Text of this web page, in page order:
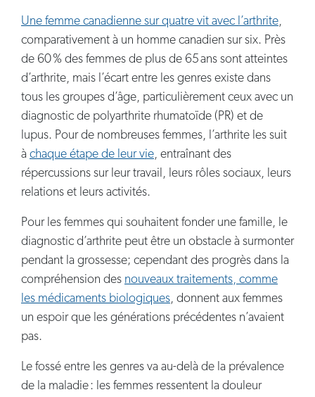
Une femme canadienne sur quatre vit avec l’arthrite,
comparativement à un homme canadien sur six. Près
de 60 % des femmes de plus de 65 ans sont atteintes
d’arthrite, mais l’écart entre les genres existe dans
tous les groupes d’âge, particulièrement ceux avec un
diagnostic de polyarthrite rhumatoïde (PR) et de
lupus. Pour de nombreuses femmes, l’arthrite les suit
à chaque étape de leur vie, entraînant des
répercussions sur leur travail, leurs rôles sociaux, leurs
relations et leurs activités.
Pour les femmes qui souhaitent fonder une famille, le
diagnostic d’arthrite peut être un obstacle à surmonter
pendant la grossesse; cependant des progrès dans la
compréhension des nouveaux traitements, comme
les médicaments biologiques, donnent aux femmes
un espoir que les générations précédentes n’avaient
pas.
Le fossé entre les genres va au-delà de la prévalence
de la maladie : les femmes ressentent la douleur